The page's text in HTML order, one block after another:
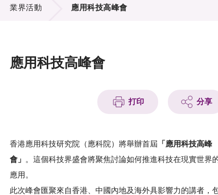
活動及消息
科技分享
會籍
業界活動 應用科技高峰會
應用科技高峰會
打印 分享
香港應用科技研究院（應科院）將舉辦首屆 「應用科技高峰
會」 。這個科技界盛會將聚焦討論如何推進科技在現實世界
應用。
此次峰會匯聚來自香港、中國內地及海外具影響力的講者，